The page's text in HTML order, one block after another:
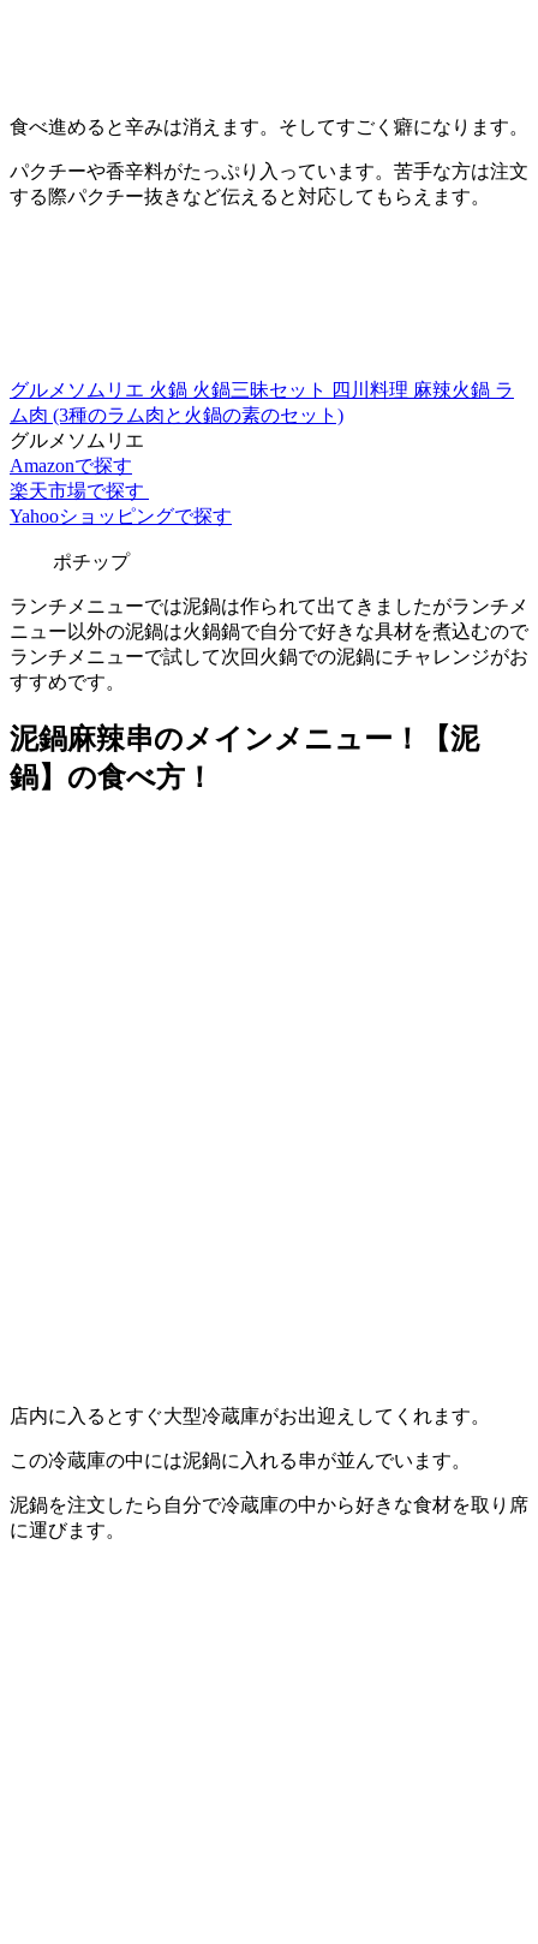
食べ進めると辛みは消えます。そしてすごく癖になります。
パクチーや香辛料がたっぷり入っています。苦手な方は注文
する際パクチー抜きなど伝えると対応してもらえます。
グルメソムリエ 火鍋 火鍋三昧セット 四川料理 麻辣火鍋 ラ
ム肉 (3種のラム肉と火鍋の素のセット)
グルメソムリエ
Amazonで探す
楽天市場で探す
Yahooショッピングで探す
ポチップ
ランチメニューでは泥鍋は作られて出てきましたがランチメ
ニュー以外の泥鍋は火鍋鍋で自分で好きな具材を煮込むので
ランチメニューで試して次回火鍋での泥鍋にチャレンジがお
すすめです。
泥鍋麻辣串のメインメニュー！【泥
鍋】の食べ方！
店内に入るとすぐ大型冷蔵庫がお出迎えしてくれます。
この冷蔵庫の中には泥鍋に入れる串が並んでいます。
泥鍋を注文したら自分で冷蔵庫の中から好きな食材を取り席
に運びます。